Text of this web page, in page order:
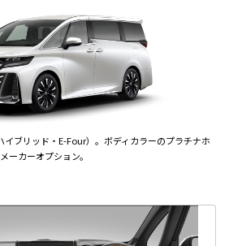
ブリッド・E-Four）。ボディカラーのプラチナホ
ーカーオプション。